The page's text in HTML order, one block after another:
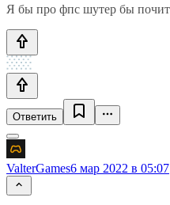
Я бы про фпс шутер бы
Ответить
ValterGames6 мар 2022 в 05:07